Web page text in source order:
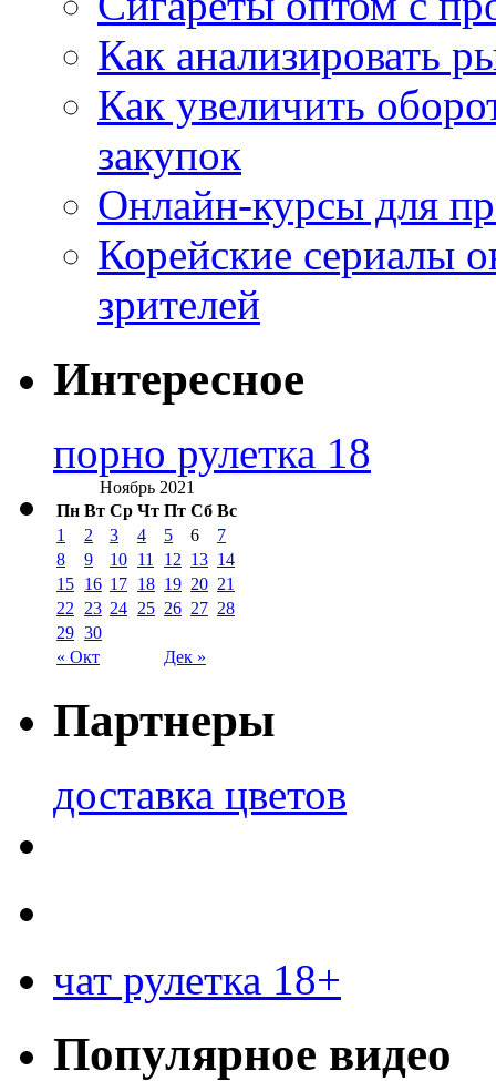
Как анализировать
Как увеличить
закупок
Онлайн-курсы для
Корейские сериалы
зрителей
Интересное
порно рулетка 18
Ноябрь 2021
Пн Вт Ср Чт Пт Сб Вс
« Окт Дек »
1 2 3 4 5 6
7
8
9 10 11 12 13 14
15 16 17 18 19 20 21
22
23 24 25 26 27 28
29 30
Партнеры
доставка цветов
чат рулетка 18+
Популярное видео